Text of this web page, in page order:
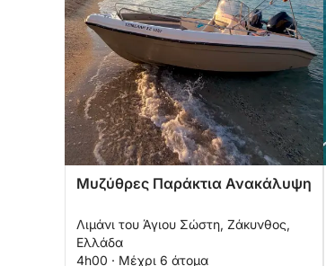
Μυζύθρες Παράκτια Ανακάλυψη
Λιμάνι του Άγιου Σώστη, Ζάκυνθος,
Ελλάδα
4h00 · Μέχρι 6 άτομα